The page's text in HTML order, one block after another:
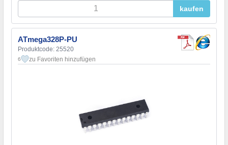
kaufen
ATmega328P-PU
Produktcode: 25520
6 zu Favoriten hinzufügen